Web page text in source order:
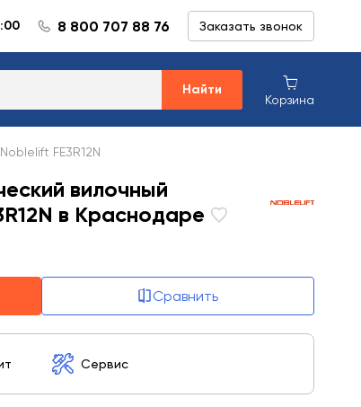
8 800 707 88 76 Заказать звонок
Найти
Корзина
FE3R12N
вилочный
в Краснодаре
Сравнить
Сервис